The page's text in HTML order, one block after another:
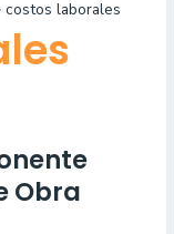
costos laborales
Obra